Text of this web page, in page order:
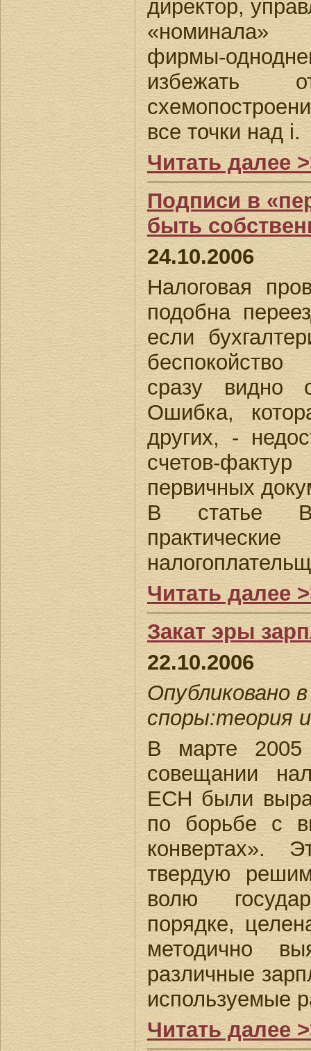
директор,
«номинала»
фирмы-
избежать
все точки над i.
Читать далее
Подписи в
быть
24.10.2006
Налоговая
подобна
если
беспокойство
сразу видно
Ошибка,
других, -
счетов-
первичных
В статье
Читать далее
Закат эры
22.10.2006
Опубликовано
споры:теория
В марте 2005
совещании
ЕСН были
по борьбе с
конвертах».
твердую
волю
порядке,
методично
различные
используемые
Читать далее